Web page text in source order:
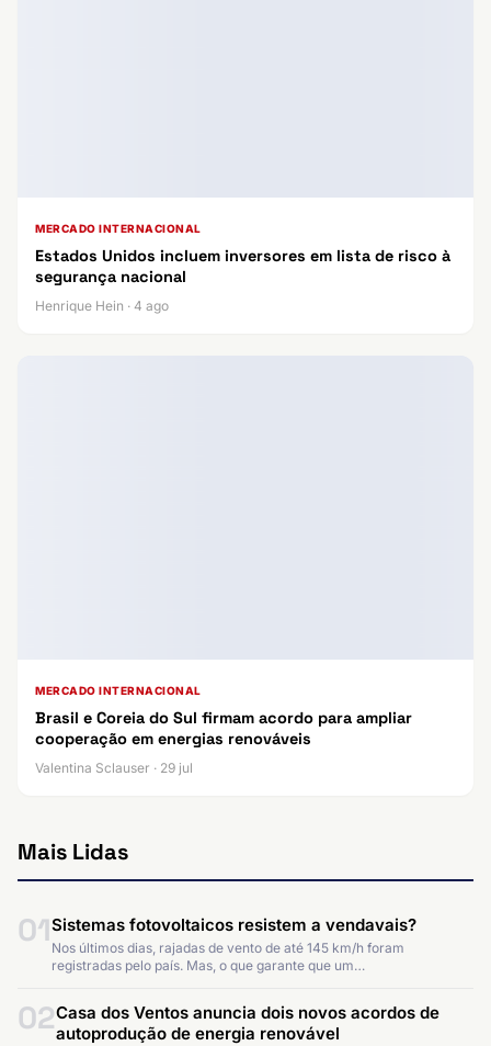
MERCADO INTERNACIONAL
Estados Unidos incluem inversores em lista de risco à
segurança nacional
Henrique Hein · 4 ago
MERCADO INTERNACIONAL
Brasil e Coreia do Sul firmam acordo para ampliar
cooperação em energias renováveis
Valentina Sclauser · 29 jul
Mais Lidas
01Sistemas fotovoltaicos resistem a vendavais?
Nos últimos dias, rajadas de vento de até 145 km/h foram
registradas pelo país. Mas, o que garante que um…
02Casa dos Ventos anuncia dois novos acordos de
autoprodução de energia renovável